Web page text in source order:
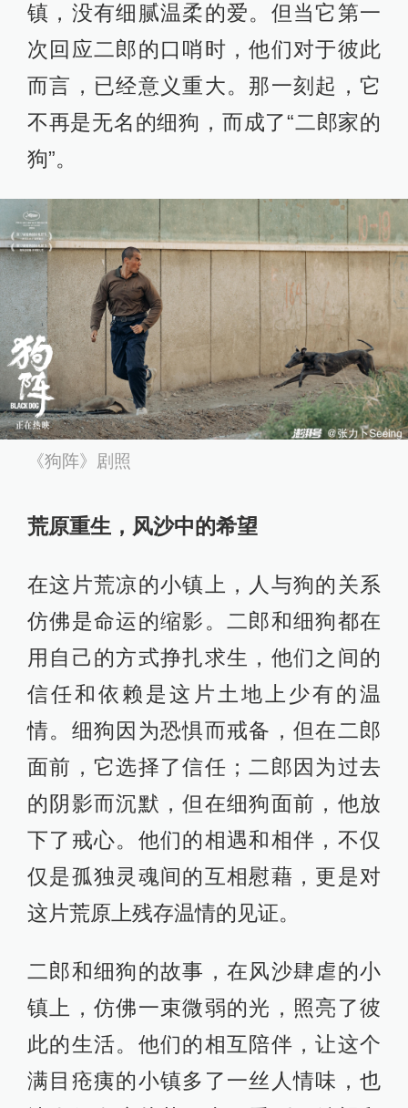
镇，没有细腻温柔的爱。但当它第一
次回应二郎的口哨时，他们对于彼此
而言，已经意义重大。那一刻起，它
不再是无名的细狗，而成了“二郎家的
狗”。
《狗阵》剧照
荒原重生，风沙中的希望
在这片荒凉的小镇上，人与狗的关系
仿佛是命运的缩影。二郎和细狗都在
用自己的方式挣扎求生，他们之间的
信任和依赖是这片土地上少有的温
情。细狗因为恐惧而戒备，但在二郎
面前，它选择了信任；二郎因为过去
的阴影而沉默，但在细狗面前，他放
下了戒心。他们的相遇和相伴，不仅
仅是孤独灵魂间的互相慰藉，更是对
这片荒原上残存温情的见证。
二郎和细狗的故事，在风沙肆虐的小
镇上，仿佛一束微弱的光，照亮了彼
此的生活。他们的相互陪伴，让这个
满目疮痍的小镇多了一丝人情味，也